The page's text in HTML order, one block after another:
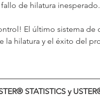
de hilatura inesperado.
El último sistema
la hilatura y el éxito del
STATISTICS y